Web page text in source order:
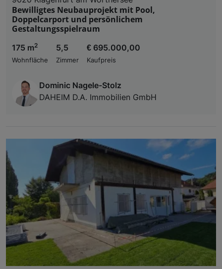
Bewilligtes Neubauprojekt mit Pool,
Doppelcarport und persönlichem
Gestaltungsspielraum
175 m2
Wohnfläche
5,5
Zimmer
€ 695.000,00
Kaufpreis
Dominic Nagele-Stolz
DAHEIM D.A. Immobilien GmbH